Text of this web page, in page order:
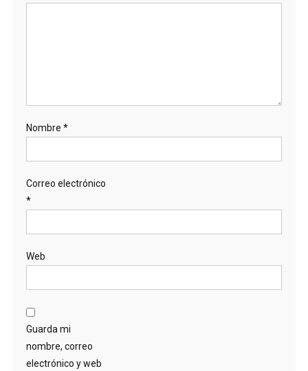
Nombre *
Correo electrónico
*
Web
Guarda mi
nombre, correo
electrónico y web